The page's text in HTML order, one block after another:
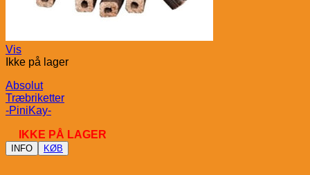
Vis
Ikke på lager
Absolut
Træbriketter
-PiniKay-
IKKE PÅ LAGER
INFO KØB